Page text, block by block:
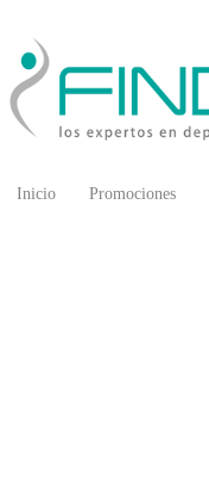
Inicio Promociones